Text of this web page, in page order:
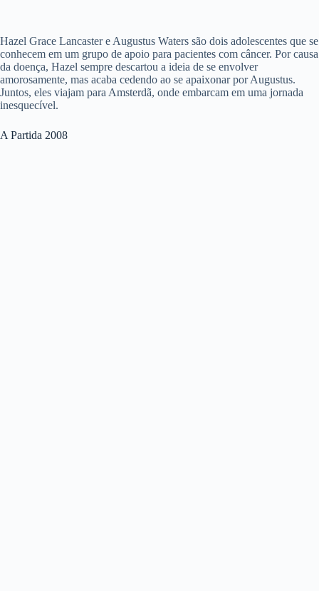
Hazel Grace Lancaster e Augustus Waters são dois adolescentes que se
conhecem em um grupo de apoio para pacientes com câncer. Por causa
da doença, Hazel sempre descartou a ideia de se envolver
amorosamente, mas acaba cedendo ao se apaixonar por Augustus.
Juntos, eles viajam para Amsterdã, onde embarcam em uma jornada
inesquecível.
A Partida 2008